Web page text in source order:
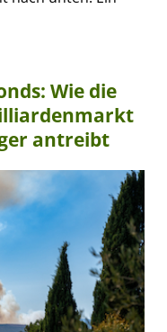
Wie die
antreibt